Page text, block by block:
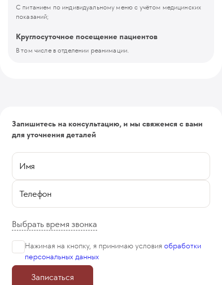
С питанием по индивидуальному меню с учётом медицинских
показаний;
Круглосуточное посещение пациентов
В том числе в отделении реанимации.
Запишитесь на консультацию, и мы свяжемся с вами
для уточнения деталей
Имя
Телефон
Выбрать время звонка
Нажимая на кнопку, я принимаю условия обработки
персональных данных
Записаться